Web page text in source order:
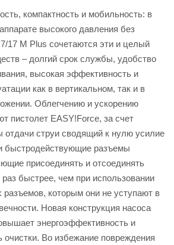
компактность и мобильность: в
высокого давления без
17 M Plus сочетаются эти и целый
– долгий срок службы, удобство
высокая эффективность и
как в вертикальном, так и в
Облегчению и ускорению
пистолет EASY!Force, за счет
отдачи струи сводящий к нулю усилие
быстродействующие разъемы
присоединять и отсоединять
быстрее, чем при использовании
которым они не уступают в
Новая конструкция насоса
энергоэффективность и
очистки. Во избежание повреждения